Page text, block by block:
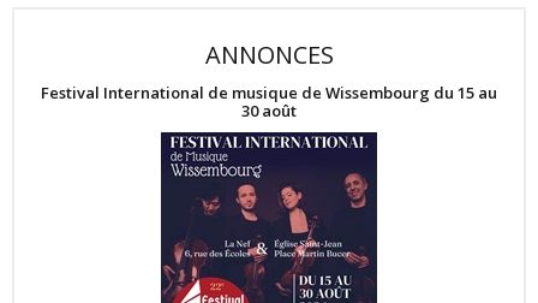
ANNONCES
Festival International de musique de Wissembourg du 15 au
30 août